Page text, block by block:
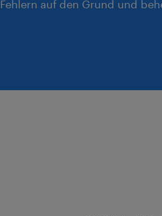
Fehlern auf den Grund und